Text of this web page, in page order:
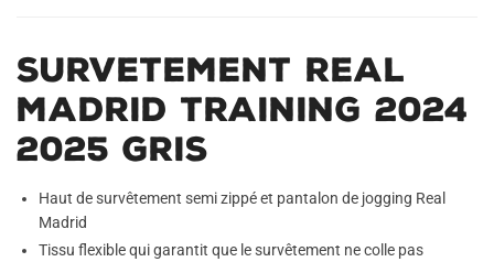
Survetement Real
Madrid Training 2024
2025 Gris
Haut de survêtement semi zippé et pantalon de jogging Real
Madrid
Tissu flexible qui garantit que le survêtement ne colle pas